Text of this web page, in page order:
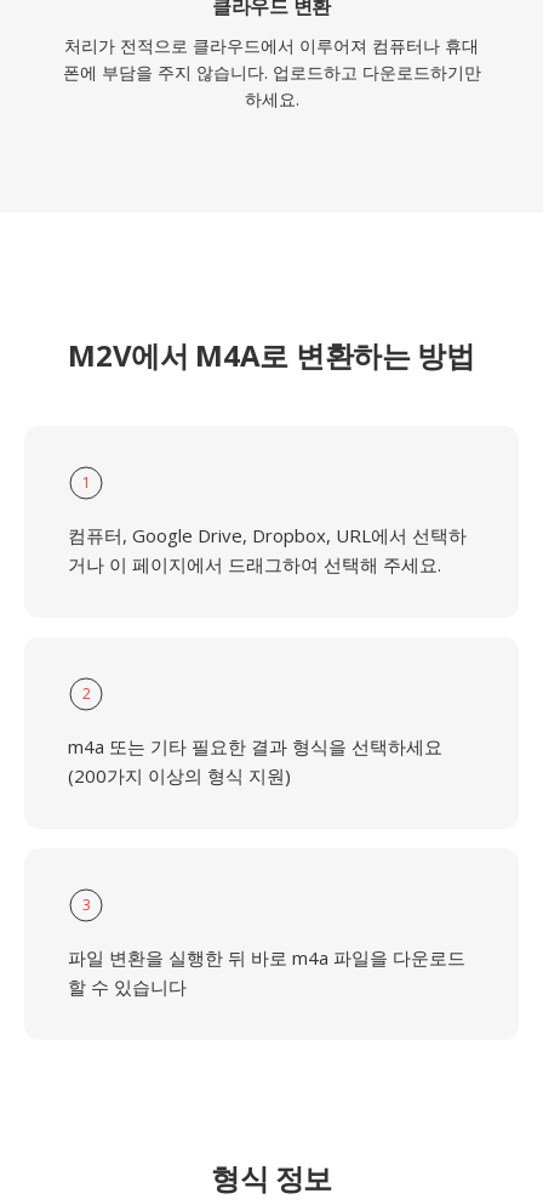
클라우드 변환
처리가 전적으로 클라우드에서 이루어져 컴퓨터나 휴대
폰에 부담을 주지 않습니다. 업로드하고 다운로드하기만
하세요.
M2V에서 M4A로 변환하는 방법
1
컴퓨터, Google Drive, Dropbox, URL에서 선택하
거나 이 페이지에서 드래그하여 선택해 주세요.
2
m4a 또는 기타 필요한 결과 형식을 선택하세요
(200가지 이상의 형식 지원)
3
파일 변환을 실행한 뒤 바로 m4a 파일을 다운로드
할 수 있습니다
형식 정보